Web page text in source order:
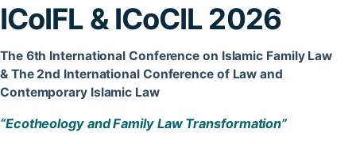
ICoIFL & ICoCIL 2026
The 6th International Conference on Islamic Family Law
& The 2nd International Conference of Law and
Contemporary Islamic Law
“Ecotheology and Family Law Transformation”